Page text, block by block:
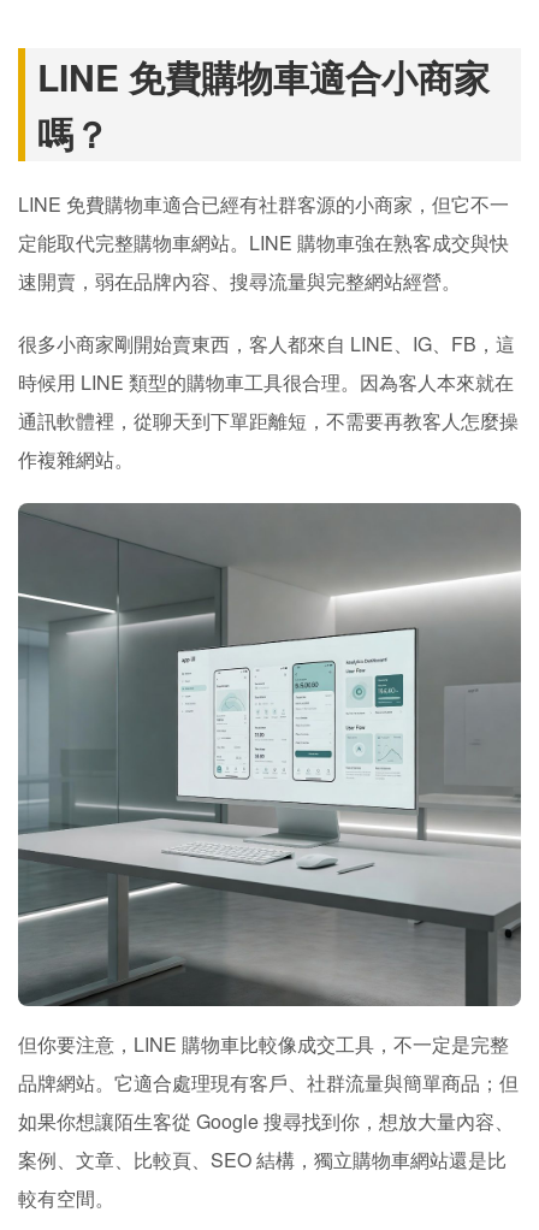
LINE 免費購物車適合小商家
嗎？
LINE 免費購物車適合已經有社群客源的小商家，但它不一
定能取代完整購物車網站。LINE 購物車強在熟客成交與快
速開賣，弱在品牌內容、搜尋流量與完整網站經營。
很多小商家剛開始賣東西，客人都來自 LINE、IG、FB，這
時候用 LINE 類型的購物車工具很合理。因為客人本來就在
通訊軟體裡，從聊天到下單距離短，不需要再教客人怎麼操
作複雜網站。
但你要注意，LINE 購物車比較像成交工具，不一定是完整
品牌網站。它適合處理現有客戶、社群流量與簡單商品；但
如果你想讓陌生客從 Google 搜尋找到你，想放大量內容、
案例、文章、比較頁、SEO 結構，獨立購物車網站還是比
較有空間。